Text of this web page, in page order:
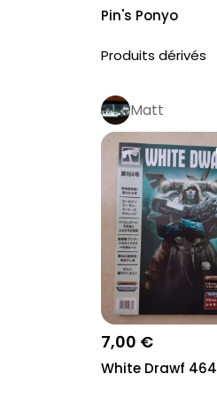
Pin's Ponyo
Produits dérivés
Matt
7,00 €
White Drawf 464